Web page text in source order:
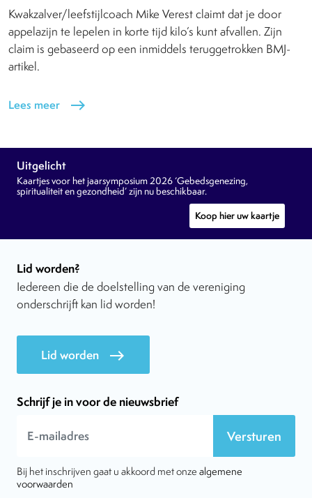
Kwakzalver/leefstijlcoach Mike Verest claimt dat je door
appelazijn te lepelen in korte tijd kilo’s kunt afvallen. Zijn
claim is gebaseerd op een inmiddels teruggetrokken BMJ-
artikel.
Lees meer east
Uitgelicht
Kaartjes voor het jaarsymposium 2026 ‘Gebedsgenezing,
spiritualiteit en gezondheid’ zijn nu beschikbaar.
Koop hier uw kaartje
Lid worden?
Iedereen die de doelstelling van de vereniging
onderschrijft kan lid worden!
Lid worden east
Schrijf je in voor de nieuwsbrief
Versturen
Bij het inschrijven gaat u akkoord met onze algemene
voorwaarden